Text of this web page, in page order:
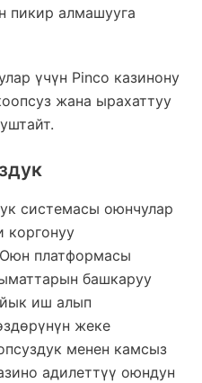
пикир алмашууга
үчүн Pinco казинону
жана ырахаттуу
системасы оюнчулар
коргонуу
платформасы
башкаруу
иш алып
жеке
менен камсыз
адилеттүү оюндун